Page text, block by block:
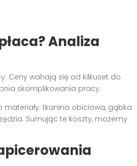
Analiza
Ceny wahają się od kilkuset do
skomplikowania pracy.
materiały: tkanina obiciowa, gąbka
Sumując te koszty, możemy